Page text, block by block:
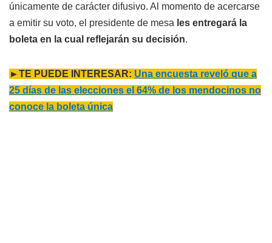
únicamente de carácter difusivo. Al momento de acercarse
a emitir su voto, el presidente de mesa les entregará la
boleta en la cual reflejarán su decisión.
►TE PUEDE INTERESAR: Una encuesta reveló que a
25 días de las elecciones el 64% de los mendocinos no
conoce la boleta única